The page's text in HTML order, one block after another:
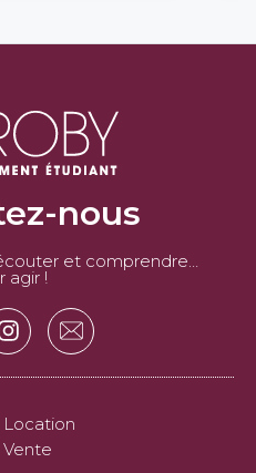
nous
et comprendre…
agir !
Location
Vente